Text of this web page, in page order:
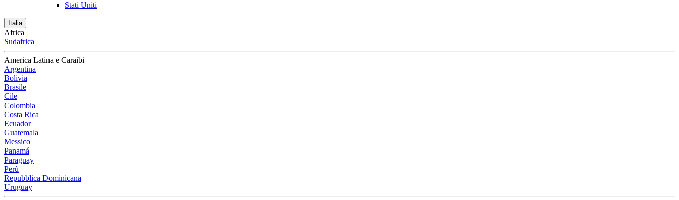
Stati Uniti
Italia
Africa
Sudafrica
America Latina e Caraibi
Argentina
Bolivia
Brasile
Cile
Colombia
Costa Rica
Ecuador
Guatemala
Messico
Panamá
Paraguay
Perù
Repubblica Dominicana
Uruguay